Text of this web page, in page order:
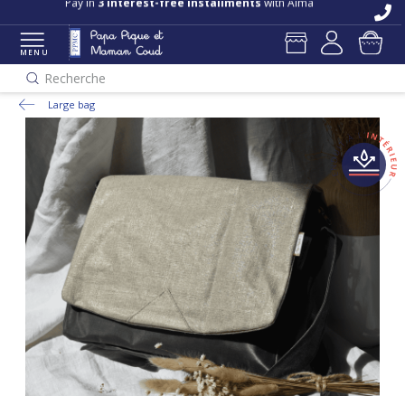
Free delivery and returns in store
MENU
Recherche
Large bag